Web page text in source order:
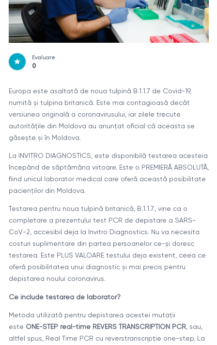
Evaluare
0
Europa este asaltată de noua tulpină B.1.1.7 de Covid-19,
numită și tulpina britanică. Este mai contagioasă decât
versiunea originală a coronavirusului, iar zilele trecute
autoritățile din Moldova au anunțat oficial că aceasta se
găsește și în Moldova.
La INVITRO DIAGNOSTICS, este disponibilă testarea acesteia
începând de săptămâna viitoare. Este o PREMIERĂ ABSOLUTĂ,
fiind unicul laborator medical care oferă această posibilitate
pacienților din Moldova.
Testarea pentru noua tulpină britanică, B.1.1.7., vine ca o
completare a prezentului test PCR de depistare a SARS-
CoV-2, accesibil deja la Invitro Diagnostics. Nu va necesita
costuri suplimentare din partea persoanelor ce-și doresc
testarea. Este PLUS VALOARE testului deja existent, ceea ce
oferă posibilitatea unui diagnostic și mai precis pentru
depistarea noului coronavirus.
Ce include testarea de laborator?
Metoda utilizată pentru depistarea acestei mutații
este ONE-STEP real-time REVERS TRANSCRIPTION PCR, sau,
altfel spus, Real Time PCR cu reverstranscripție one-step. La